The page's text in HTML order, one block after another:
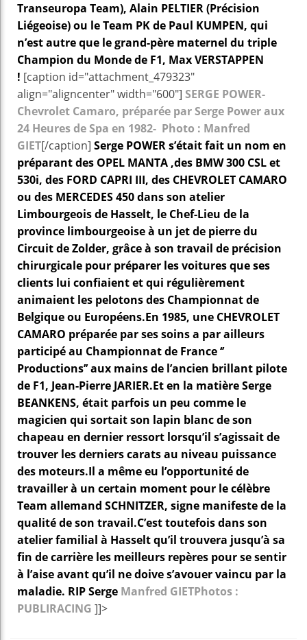
Transeuropa Team), Alain PELTIER (Précision
Liégeoise) ou le Team PK de Paul KUMPEN, qui
n’est autre que le grand-père maternel du triple
Champion du Monde de F1, Max VERSTAPPEN
! [caption id="attachment_479323"
align="aligncenter" width="600"] SERGE POWER-
Chevrolet Camaro, préparée par Serge Power aux
24 Heures de Spa en 1982- Photo : Manfred
GIET[/caption] Serge POWER s’était fait un nom en
préparant des OPEL MANTA ,des BMW 300 CSL et
530i, des FORD CAPRI III, des CHEVROLET CAMARO
ou des MERCEDES 450 dans son atelier
Limbourgeois de Hasselt, le Chef-Lieu de la
province limbourgeoise à un jet de pierre du
Circuit de Zolder, grâce à son travail de précision
chirurgicale pour préparer les voitures que ses
clients lui confiaient et qui régulièrement
animaient les pelotons des Championnat de
Belgique ou Européens.En 1985, une CHEVROLET
CAMARO préparée par ses soins a par ailleurs
participé au Championnat de France ‘’
Productions’’ aux mains de l’ancien brillant pilote
de F1, Jean-Pierre JARIER.Et en la matière Serge
BEANKENS, était parfois un peu comme le
magicien qui sortait son lapin blanc de son
chapeau en dernier ressort lorsqu’il s’agissait de
trouver les derniers carats au niveau puissance
des moteurs.Il a même eu l’opportunité de
travailler à un certain moment pour le célèbre
Team allemand SCHNITZER, signe manifeste de la
qualité de son travail.C’est toutefois dans son
atelier familial à Hasselt qu’il trouvera jusqu’à sa
fin de carrière les meilleurs repères pour se sentir
à l’aise avant qu’il ne doive s’avouer vaincu par la
maladie. RIP Serge Manfred GIETPhotos :
PUBLIRACING ]]>